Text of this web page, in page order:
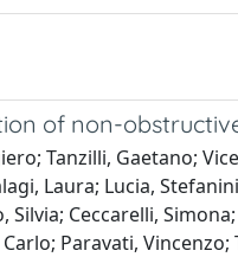
of non-
Tanzilli, Gaetano;
Laura; Lucia,
Ceccarelli,
Paravati,